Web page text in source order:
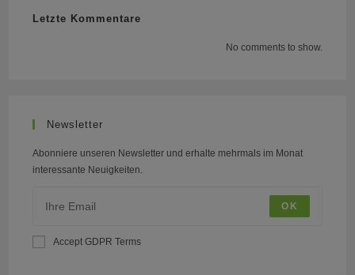
Letzte Kommentare
No comments to show.
Newsletter
Abonniere unseren Newsletter und erhalte mehrmals im Monat
interessante Neuigkeiten.
OK
Accept GDPR Terms